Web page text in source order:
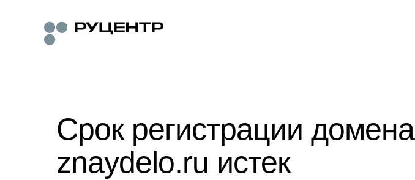
Срок регистрации домена
znaydelo.ru истек